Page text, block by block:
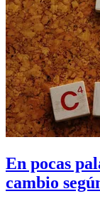
En pocas
cambio